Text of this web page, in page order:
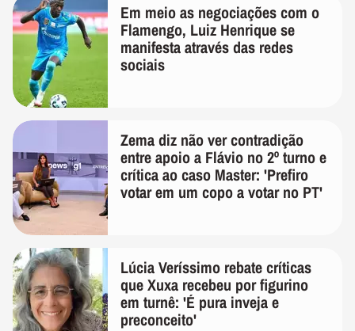
Em meio as negociações com o
Flamengo, Luiz Henrique se
manifesta através das redes
sociais
Zema diz não ver contradição
entre apoio a Flávio no 2º turno e
crítica ao caso Master: 'Prefiro
votar em um copo a votar no PT'
Lúcia Veríssimo rebate críticas
que Xuxa recebeu por figurino
em turnê: 'É pura inveja e
preconceito'